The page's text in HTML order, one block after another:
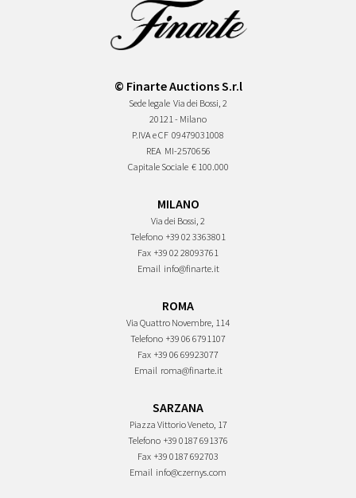
© Finarte Auctions S.r.l
Sede legale Via dei Bossi, 2
20121 - Milano
P.IVA e CF 09479031008
REA MI-2570656
Capitale Sociale € 100.000
MILANO
Via dei Bossi, 2
Telefono +39 02 3363801
Fax +39 02 28093761
Email info@finarte.it
ROMA
Via Quattro Novembre, 114
Telefono +39 06 6791107
Fax +39 06 69923077
Email roma@finarte.it
SARZANA
Piazza Vittorio Veneto, 17
Telefono +39 0187 691376
Fax +39 0187 692703
Email info@czernys.com